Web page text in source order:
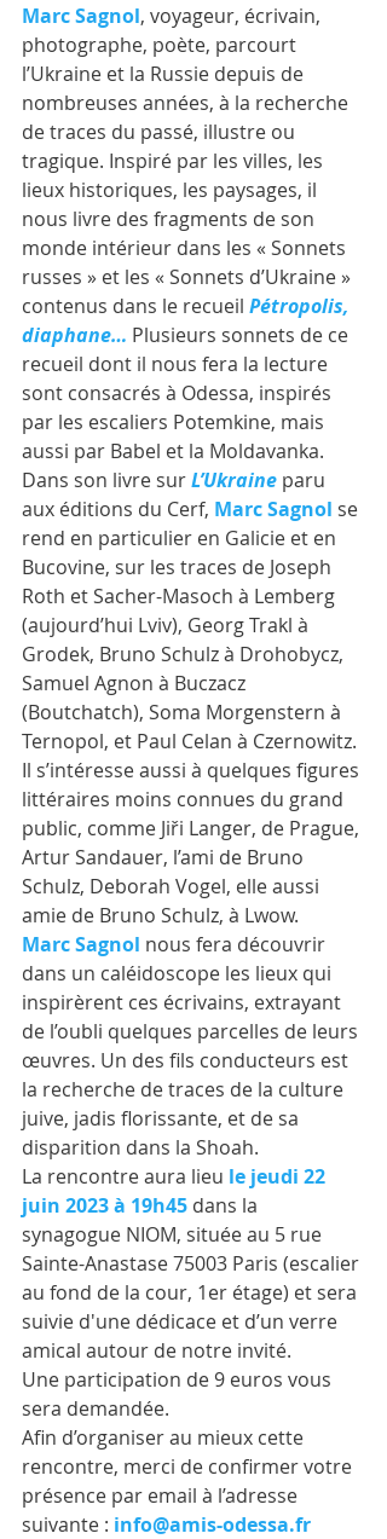
Marc Sagnol, voyageur, écrivain,
photographe, poète, parcourt
l’Ukraine et la Russie depuis de
nombreuses années, à la recherche
de traces du passé, illustre ou
tragique. Inspiré par les villes, les
lieux historiques, les paysages, il
nous livre des fragments de son
monde intérieur dans les « Sonnets
russes » et les « Sonnets d’Ukraine »
contenus dans le recueil Pétropolis,
diaphane… Plusieurs sonnets de ce
recueil dont il nous fera la lecture
sont consacrés à Odessa, inspirés
par les escaliers Potemkine, mais
aussi par Babel et la Moldavanka.
Dans son livre surL’Ukraine paru
aux éditions du Cerf, Marc Sagnol se
rend en particulier en Galicie et en
Bucovine, sur les traces de Joseph
Roth et Sacher-Masoch à Lemberg
(aujourd’hui Lviv), Georg Trakl à
Grodek, Bruno Schulz à Drohobycz,
Samuel Agnon à Buczacz
(Boutchatch), Soma Morgenstern à
Ternopol, et Paul Celan à Czernowitz.
Il s’intéresse aussi à quelques figures
littéraires moins connues du grand
public, comme Jiři Langer, de Prague,
Artur Sandauer, l’ami de Bruno
Schulz, Deborah Vogel, elle aussi
amie de Bruno Schulz, à Lwow.
Marc Sagnol nous fera découvrir
dans un caléidoscope les lieux qui
inspirèrent ces écrivains, extrayant
de l’oubli quelques parcelles de leurs
œuvres. Un des fils conducteurs est
la recherche de traces de la culture
juive, jadis florissante, et de sa
disparition dans la Shoah.
La rencontre aura lieu le jeudi 22
juin 2023 à 19h45 dans la
synagogue NIOM, situéeau 5 rue
Sainte-Anastase 75003 Paris (escalier
au fond de la cour, 1er étage) et sera
suivie d'une dédicace et d’un verre
amical autour de notre invité.
Une participation de 9 euros vous
sera demandée.
Afin d’organiser au mieux cette
rencontre, merci de confirmer votre
présence par email à l’adresse
suivante : info@amis-odessa.fr